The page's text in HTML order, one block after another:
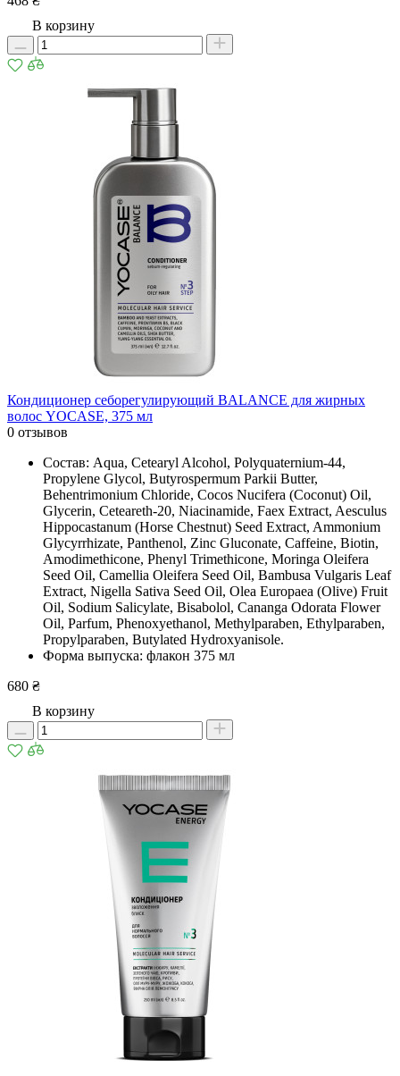
В корзину
Кондиционер себорегулирующий BALANCE для жирных
волос YOCASE, 375 мл
0 отзывов
Состав: Aqua, Cetearyl Alcohol, Polyquaternium-44,
Propylene Glycol, Butyrospermum Parkii Butter,
Behentrimonium Chloride, Cocos Nucifera (Coconut) Oil,
Glycerin, Ceteareth-20, Niacinamide, Faex Extract, Aesculus
Hippocastanum (Horse Chestnut) Seed Extract, Ammonium
Glycyrrhizate, Panthenol, Zinc Gluconate, Caffeine, Biotin,
Amodimethicone, Phenyl Trimethicone, Moringa Oleifera
Seed Oil, Camellia Oleifera Seed Oil, Bambusa Vulgaris Leaf
Extract, Nigella Sativa Seed Oil, Olea Europaea (Olive) Fruit
Oil, Sodium Salicylate, Bisabolol, Cananga Odorata Flower
Oil, Parfum, Phenoxyethanol, Methylparaben, Ethylparaben,
Propylparaben, Butylated Hydroxyanisole.
Форма выпуска: флакон 375 мл
680 ₴
В корзину